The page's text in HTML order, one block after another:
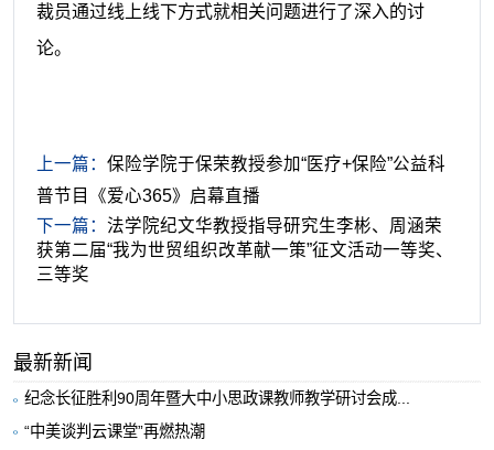
裁员通过线上线下方式就相关问题进行了深入的讨
论。
上一篇： 保险学院于保荣教授参加“医疗+保险”公益科
普节目《爱心365》启幕直播
下一篇： 法学院纪文华教授指导研究生李彬、周涵荣
获第二届“我为世贸组织改革献一策”征文活动一等奖、
三等奖
最新新闻
纪念长征胜利90周年暨大中小思政课教师教学研讨会成...
“中美谈判云课堂”再燃热潮